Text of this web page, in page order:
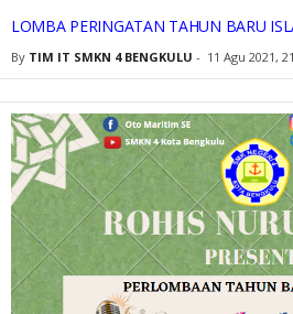
LOMBA PERINGATAN TAHUN BARU
By TIM IT SMKN 4 BENGKULU - 11 Agu 2021,